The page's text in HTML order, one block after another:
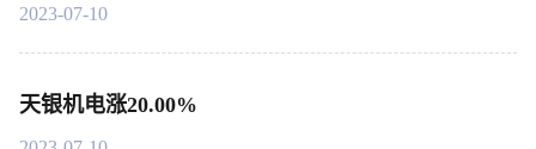
2023-07-10
天银机电涨20.00%